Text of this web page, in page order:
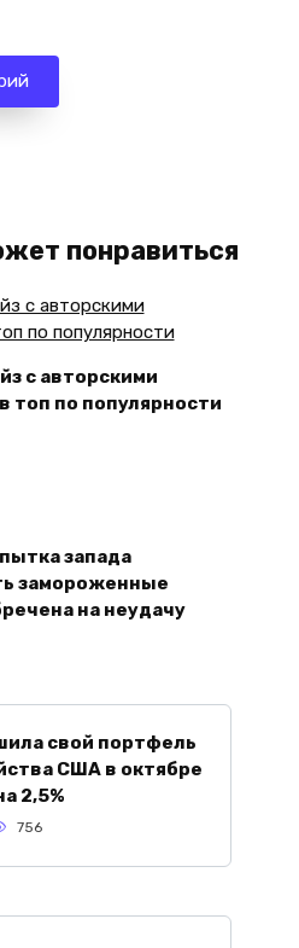
понравиться
с авторскими
топ по популярности
запада
замороженные
на неудачу
свой портфель
США в октябре
2,5%
756